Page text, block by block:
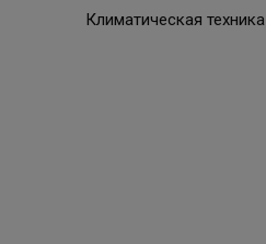
Климатическая техника